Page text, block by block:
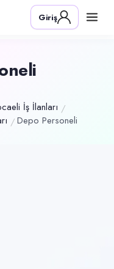
Giriş
İş İlanları
Depo Personeli